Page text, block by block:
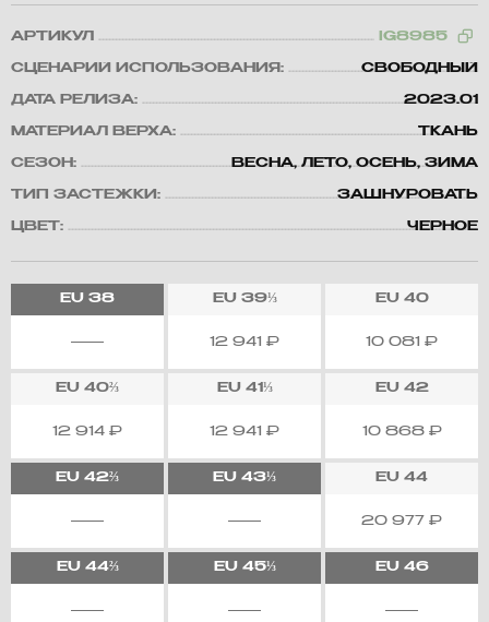
АРТИКУЛ IG8985
СЦЕНАРИЙ ИСПОЛЬЗОВАНИЯ: СВОБОДНЫЙ
ДАТА РЕЛИЗА: 2023.01
МАТЕРИАЛ ВЕРХА: ТКАНЬ
СЕЗОН: ВЕСНА, ЛЕТО, ОСЕНЬ, ЗИМА
ТИП ЗАСТЕЖКИ: ЗАШНУРОВАТЬ
ЦВЕТ: ЧЕРНОЕ
EU 38 EU39⅓
12 941 ₽
EU40
10 081 ₽
EU 40⅔
12 914 ₽
EU41⅓
12 941 ₽
EU42
10 868 ₽
EU 42⅔ EU 43⅓ EU 44
20 977 ₽
EU44⅔ EU45⅓ EU46